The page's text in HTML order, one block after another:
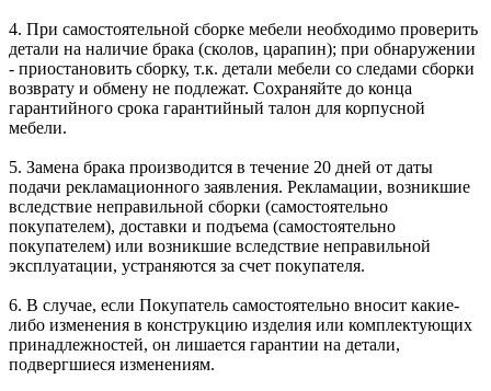
4. При самостоятельной сборке мебели необходимо проверить
детали на наличие брака (сколов, царапин); при обнаружении
- приостановить сборку, т.к. детали мебели со следами сборки
возврату и обмену не подлежат. Сохраняйте до конца
гарантийного срока гарантийный талон для корпусной
мебели.
5. Замена брака производится в течение 20 дней от даты
подачи рекламационного заявления. Рекламации, возникшие
вследствие неправильной сборки (самостоятельно
покупателем), доставки и подъема (самостоятельно
покупателем) или возникшие вследствие неправильной
эксплуатации, устраняются за счет покупателя.
6. В случае, если Покупатель самостоятельно вносит какие-
либо изменения в конструкцию изделия или комплектующих
принадлежностей, он лишается гарантии на детали,
подвергшиеся изменениям.